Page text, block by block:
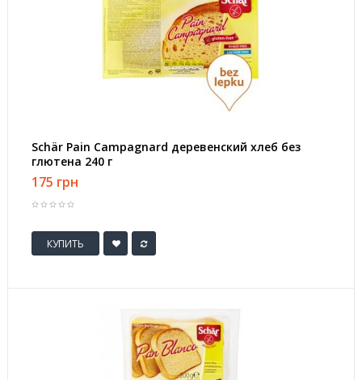
Schär Pain Campagnard деревенский хлеб без
глютена 240 г
175 грн
КУПИТЬ